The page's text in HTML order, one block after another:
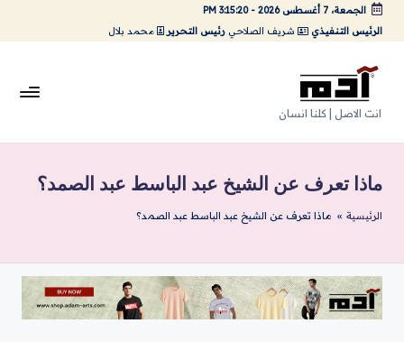
التجاوز
الجمعة، 7 أغسطس 2026 -
3:15:21 PM
الرئيس التنفيذي
شريف الصلاحي رئيس التحرير محمد بلال
A
da
m
Ar
|
اد
م
انت الاصل | كلنا انسان
ماذا تعرف عن الشيخ عبد الباسط عبد الصمد؟
الرئيسية » ماذا تعرف عن الشيخ عبد الباسط عبد الصمد؟